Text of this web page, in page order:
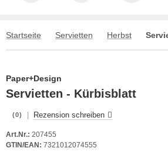
Startseite Servietten Herbst
Paper+Design
Servietten - Kürbisblatt
(0) Rezension schreiben
Art.Nr.: 207455
GTIN/EAN: 7321012074555